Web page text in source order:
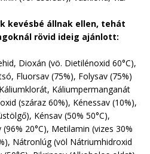
kevésbé állnak ellen, tehát
rövid ideig ajánlott:
Dioxán (vö. Dietilénoxid 60°C),
Fluorsav (75%), Folysav (75%)
Káliumpermanganát
(száraz 60%), Kénessav (10%),
Kénsav (50% 50°C),
(96% 20°C), Metilamin (vizes 30%
Nátronlúg (völ Nátriumhidroxid